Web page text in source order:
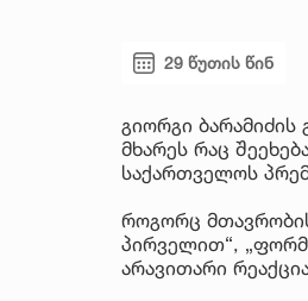
29 წუთის წინ
გიორგი
მხარეს რაც
საქართველოს
როგორც
პირველით“,
არავითარი